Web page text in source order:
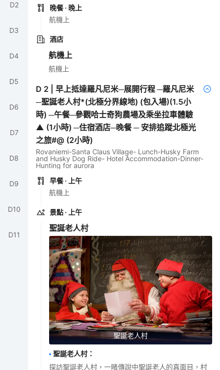
D2
D3
D4
D5
D6
D7
D8
D9
D10
D11
晚餐 · 晚上
航機上
酒店
航機上
航機上
D 2 |早上抵達羅凡尼米─展開行程 ─羅凡尼米
─聖誕老人村*(北極分界線地) (包入場)(1.5小
時) ─午餐─參觀哈士奇狗農場及乘坐拉車體驗
▲ (1小時) ─住宿酒店─晚餐 ─ 安排追蹤北極光
之旅#@ (2小時)
Rovaniemi-Santa Claus Village- Lunch-Husky Farm
and Husky Dog Ride- Hotel Accommodation-Dinner-
Hunting for aurora
早餐 · 上午
航機上
景點 · 上午
聖誕老人村
聖誕老人村
聖誕老人村 ：
探訪聖誕老人村，一睹傳說中聖誕老人的真面目，村